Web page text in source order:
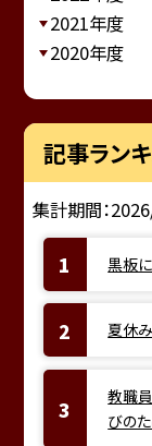
2021年度
2020年度
記事ランキ
集計期間：
黒板
夏休
教職
びの